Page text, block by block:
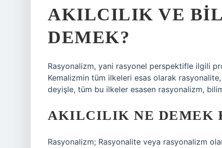
AKILCILIK VE
DEMEK?
Rasyonalizm, yani rasyonel perspektifle ilgili
Kemalizmin tüm ilkeleri esas olarak
deyişle, tüm bu ilkeler esasen rasyonalizm,
AKILCILIK NE DEMEK
Rasyonalizm; Rasyonalite veya rasyonalizm